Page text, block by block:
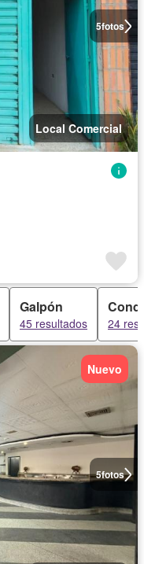
5fotos
Local Comercial
Galpón
45 resultados 24
5fotos
Nuevo